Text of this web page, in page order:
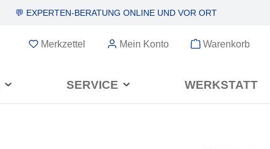
💬 EXPERTEN-BERATUNG ONLINE UND VOR ORT
Merkzettel Mein Konto Warenkorb
SERVICE WERKSTATT